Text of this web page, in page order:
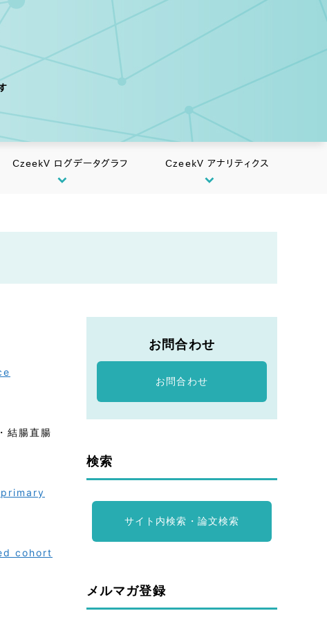
CzeekV ログデータグラフ CzeekV アナリティクス
結腸直腸
cohort
お問合わせ
お問合わせ
検索
サイト内検索・論文検索
メルマガ登録